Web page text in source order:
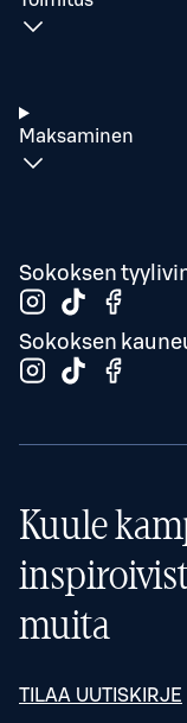
Maksaminen
Sokoksen
Sokoksen
Kuule
muita
TILAA UUTISKIRJE